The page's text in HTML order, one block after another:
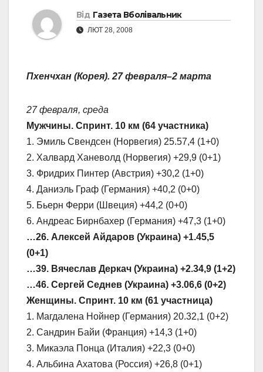
Від Газета Вболівальник
ЛЮТ 28, 2008
Пхенчхан (Корея). 27 февраля–2 марта
27 февраля, среда
Мужчины. Спринт. 10 км (64 участника)
1. Эмиль Свендсен (Норвегия) 25.57,4 (1+0)
2. Халвард Ханеволд (Норвегия) +29,9 (0+1)
3. Фридрих Пинтер (Австрия) +30,2 (1+0)
4. Даниэль Граф (Германия) +40,2 (0+0)
5. Бьерн Ферри (Швеция) +44,2 (0+0)
6. Андреас Бирнбахер (Германия) +47,3 (1+0)
…26. Алексей Айдаров (Украина) +1.45,5
(0+1)
…39. Вячеслав Деркач (Украина) +2.34,9 (1+2)
…46. Сергей Седнев (Украина) +3.06,6 (0+2)
Женщины. Спринт. 10 км (61 участница)
1. Магдалена Нойнер (Германия) 20.32,1 (0+2)
2. Сандрин Байи (Франция) +14,3 (1+0)
3. Микаэла Понца (Италия) +22,3 (0+0)
4. Альбина Ахатова (Россия) +26,8 (0+1)